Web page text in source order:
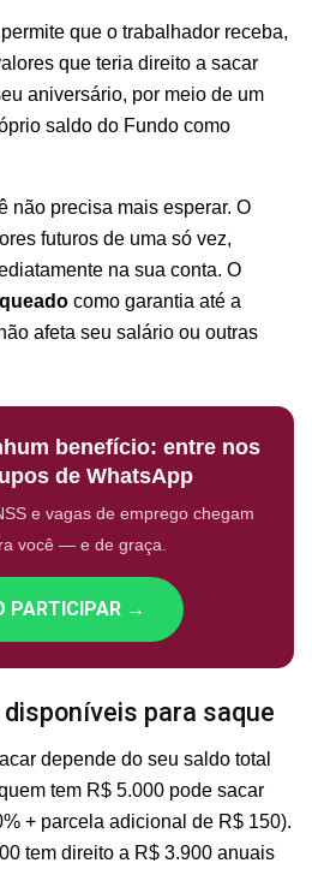
que o trabalhador receba,
que teria direito a sacar
aniversário, por meio de um
saldo do Fundo como
não precisa mais esperar. O
futuros de uma só vez,
na sua conta. O
como garantia até a
afeta seu salário ou outras
benefício: entre nos
de WhatsApp
e vagas de emprego chegam
você — e de graça.
PARTICIPAR →
para saque
depende do seu saldo total
tem R$ 5.000 pode sacar
+ parcela adicional de R$ 150).
tem direito a R$ 3.900 anuais